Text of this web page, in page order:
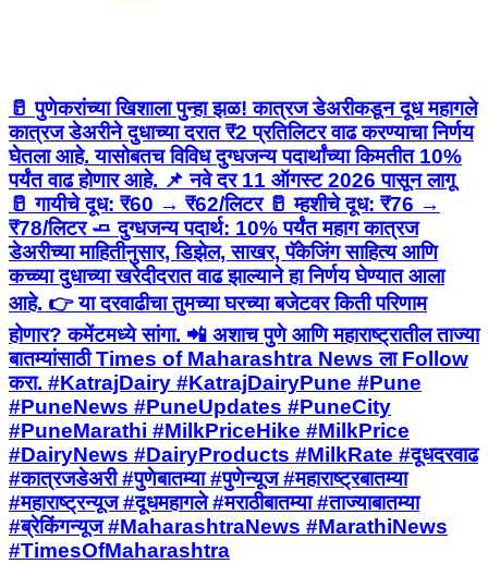
🥛 पुणेकरांच्या खिशाला पुन्हा झळ! कात्रज डेअरीकडून दूध महागले
कात्रज डेअरीने दुधाच्या दरात ₹2 प्रतिलिटर वाढ करण्याचा निर्णय
घेतला आहे. यासोबतच विविध दुग्धजन्य पदार्थांच्या किमतीत 10%
पर्यंत वाढ होणार आहे. 📌 नवे दर 11 ऑगस्ट 2026 पासून लागू
🥛 गायीचे दूध: ₹60 → ₹62/लिटर 🥛 म्हशीचे दूध: ₹76 →
₹78/लिटर 🧈 दुग्धजन्य पदार्थ: 10% पर्यंत महाग कात्रज
डेअरीच्या माहितीनुसार, डिझेल, साखर, पॅकेजिंग साहित्य आणि
कच्च्या दुधाच्या खरेदीदरात वाढ झाल्याने हा निर्णय घेण्यात आला
आहे. 👉 या दरवाढीचा तुमच्या घरच्या बजेटवर किती परिणाम
होणार? कमेंटमध्ये सांगा. 📲 अशाच पुणे आणि महाराष्ट्रातील ताज्या
बातम्यांसाठी Times of Maharashtra News ला Follow
करा. #KatrajDairy #KatrajDairyPune #Pune
#PuneNews #PuneUpdates #PuneCity
#PuneMarathi #MilkPriceHike #MilkPrice
#DairyNews #DairyProducts #MilkRate #दूधदरवाढ
#कात्रजडेअरी #पुणेबातम्या #पुणेन्यूज #महाराष्ट्रबातम्या
#महाराष्ट्रन्यूज #दूधमहागले #मराठीबातम्या #ताज्याबातम्या
#ब्रेकिंगन्यूज #MaharashtraNews #MarathiNews
#TimesOfMaharashtra